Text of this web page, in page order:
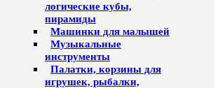
логические кубы,
пирамиды
Машинки для малышей
Музыкальные
инструменты
Палатки, корзины для
игрушек, рыбалки,